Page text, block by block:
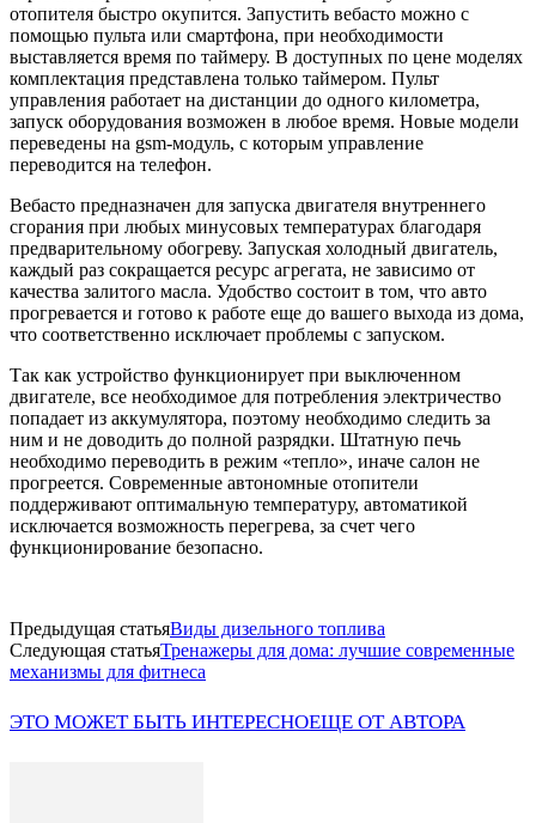
отопителя быстро окупится. Запустить вебасто можно с
помощью пульта или смартфона, при необходимости
выставляется время по таймеру. В доступных по цене моделях
комплектация представлена только таймером. Пульт
управления работает на дистанции до одного километра,
запуск оборудования возможен в любое время. Новые модели
переведены на gsm-модуль, с которым управление
переводится на телефон.
Вебасто предназначен для запуска двигателя внутреннего
сгорания при любых минусовых температурах благодаря
предварительному обогреву. Запуская холодный двигатель,
каждый раз сокращается ресурс агрегата, не зависимо от
качества залитого масла. Удобство состоит в том, что авто
прогревается и готово к работе еще до вашего выхода из дома,
что соответственно исключает проблемы с запуском.
Так как устройство функционирует при выключенном
двигателе, все необходимое для потребления электричество
попадает из аккумулятора, поэтому необходимо следить за
ним и не доводить до полной разрядки. Штатную печь
необходимо переводить в режим «тепло», иначе салон не
прогреется. Современные автономные отопители
поддерживают оптимальную температуру, автоматикой
исключается возможность перегрева, за счет чего
функционирование безопасно.
Предыдущая статьяВиды дизельного топлива
Следующая статьяТренажеры для дома: лучшие современные
механизмы для фитнеса
ЭТО МОЖЕТ БЫТЬ ИНТЕРЕСНОЕЩЕ ОТ АВТОРА